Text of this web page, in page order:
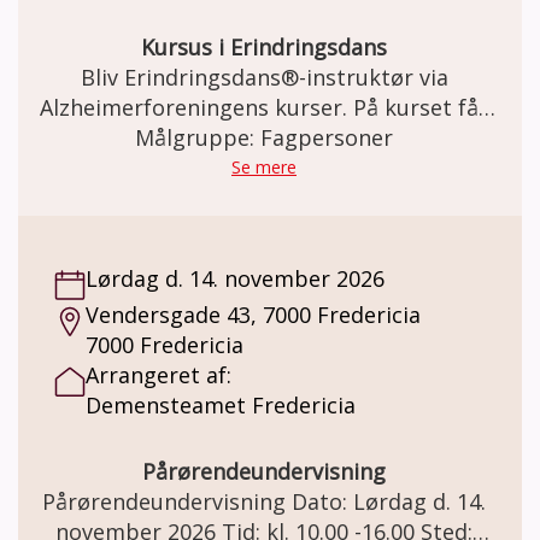
gruppe i et ½ år ad gangen. Pris: Deltagelse
på holdet er gratis. Der kan købes kaffe og
the for kr. 20,-
Kursus i Erindringsdans
Bliv Erindringsdans®-instruktør via
Alzheimerforeningens kurser. På kurset får
du indgående kendskab til teorien bag
Erindringsdans®-konceptet.
Målgruppe: Fagpersoner
Se mere
Lørdag d. 14. november 2026
Vendersgade 43, 7000 Fredericia
7000 Fredericia
Arrangeret af:
Demensteamet Fredericia
Pårørendeundervisning
Pårørendeundervisning Dato: Lørdag d. 14.
november 2026 Tid: kl. 10.00 -16.00 Sted: